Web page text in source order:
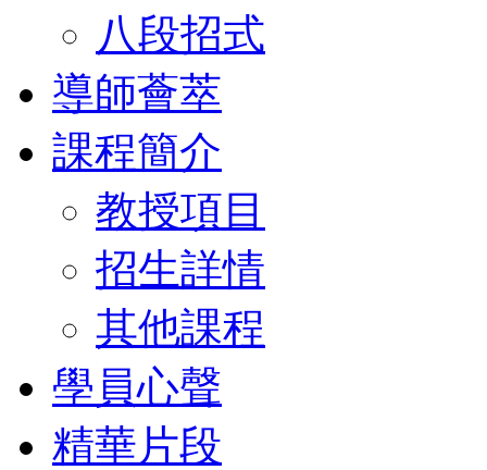
八段招式
導師薈萃
課程簡介
教授項目
招生詳情
其他課程
學員心聲
精華片段